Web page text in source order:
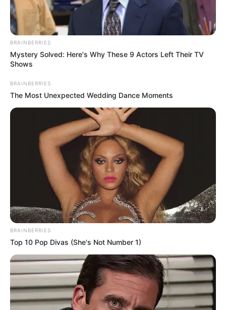
Surgeons: This Simple Method Ends Joint Pain &
Arthritis! Try It!
Orthopedist: Few People Know About This Knee
Arthritis Trick
FORGE BODY
BRAINBERRIES
Mystery Solved: Here's Why These 9 Actors Left Their TV
Shows
BRAINBERRIES
The Most Unexpected Wedding Dance Moments
BRAINBERRIES
Top 10 Pop Divas (She's Not Number 1)